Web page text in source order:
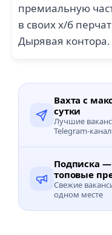
премиальную
в своих х/б
Дырявая контора.
Вахта с
сутки
Лучшие
Telegram-
Подписка —
топовые
Свежие
одном месте